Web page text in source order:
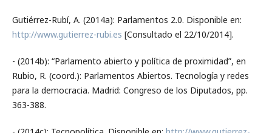
Gutiérrez-Rubí, A. (2014a): Parlamentos 2.0. Disponible en:
http://www.gutierrez-rubi.es [Consultado el 22/10/2014].
- (2014b): “Parlamento abierto y política de proximidad”, en
Rubio, R. (coord.): Parlamentos Abiertos. Tecnología y redes
para la democracia. Madrid: Congreso de los Diputados, pp.
363-388.